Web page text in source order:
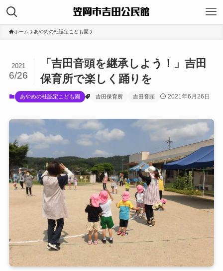
ホーム あやめの杜認定こども園
「吉田音頭を継承しよう！」吉田
保育所で楽しく踊りを
2021
6/26
あやめの杜認定こども園 吉田保育所 吉田音頭 2021年6月26日